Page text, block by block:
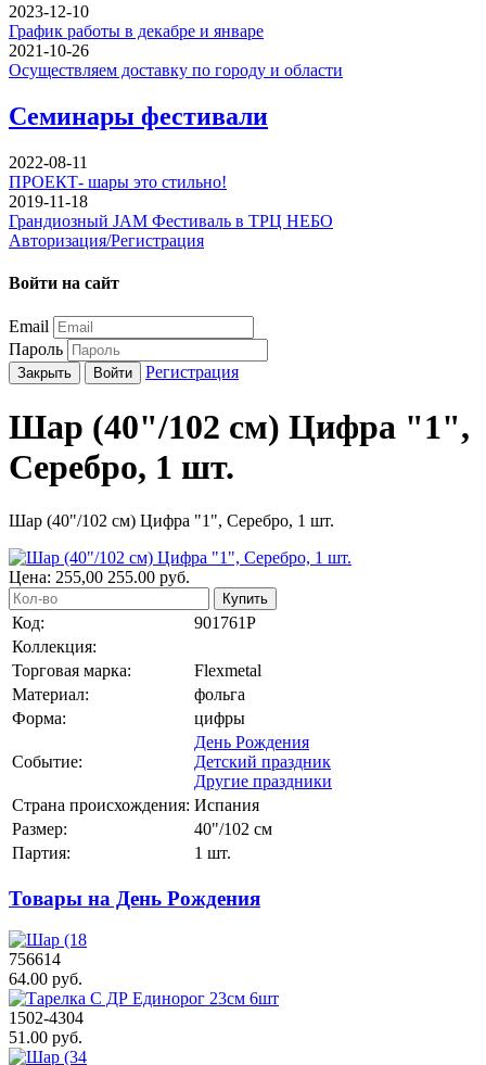
2023-12-10
График работы в декабре и январе
2021-10-26
Осуществляем доставку по городу и области
Семинары фестивали
2022-08-11
ПРОЕКТ- шары это стильно!
2019-11-18
Грандиозный JAM Фестиваль в ТРЦ НЕБО
Авторизация/Регистрация
Войти на сайт
Email
Пароль
Закрыть Войти Регистрация
Шар (40"/102 см) Цифра "1",
Серебро, 1 шт.
Шар (40"/102 см) Цифра "1", Серебро, 1 шт.
Цена: 255,00 255.00 руб.
Купить
Код:
901761Р
Коллекция:
Торговая марка:
Flexmetal
Материал:
фольга
Форма:
цифры
Событие:
День Рождения
Детский праздник
Другие праздники
Страна происхождения: Испания
Размер:
40"/102 см
Партия:
1 шт.
Товары на День Рождения
756614
64.00 руб.
1502-4304
51.00 руб.